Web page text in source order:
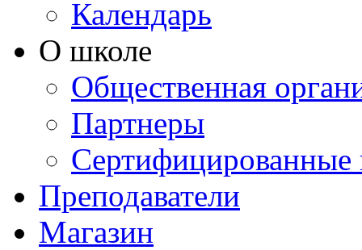
Календарь
О школе
Общественная
Партнеры
Сертифицированные
Преподаватели
Магазин